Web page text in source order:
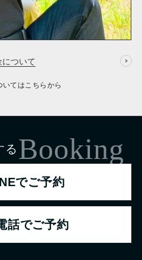
ついて
てはこちらから
Booking
る
でご予約
話でご予約